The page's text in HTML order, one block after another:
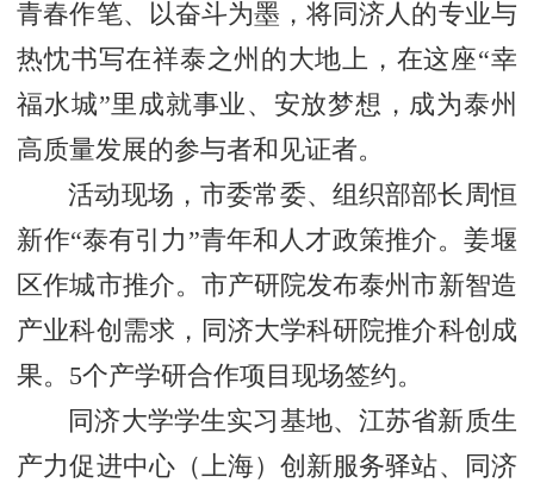
青春作笔、以奋斗为墨，将同济人的专业与
热忱书写在祥泰之州的大地上，在这座“幸
福水城”里成就事业、安放梦想，成为泰州
高质量发展的参与者和见证者。
活动现场，市委常委、组织部部长周恒
新作“泰有引力”青年和人才政策推介。姜堰
区作城市推介。市产研院发布泰州市新智造
产业科创需求，同济大学科研院推介科创成
果。5个产学研合作项目现场签约。
同济大学学生实习基地、江苏省新质生
产力促进中心（上海）创新服务驿站、同济